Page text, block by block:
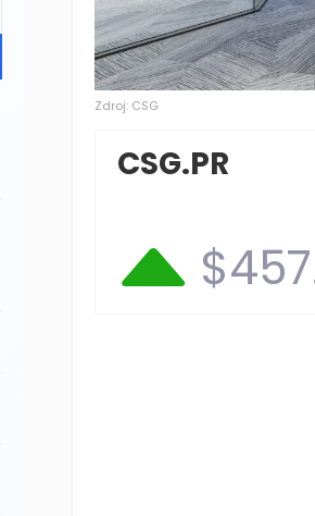
Zdroj: CSG